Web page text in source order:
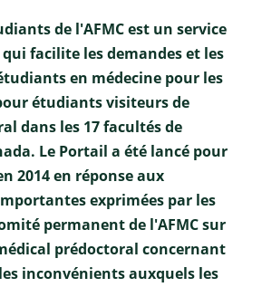
de l'AFMC est un service
facilite les demandes et les
en médecine pour les
étudiants visiteurs de
dans les 17 facultés de
Le Portail a été lancé pour
2014 en réponse aux
exprimées par les
permanent de l'AFMC sur
prédoctoral concernant
inconvénients auxquels les